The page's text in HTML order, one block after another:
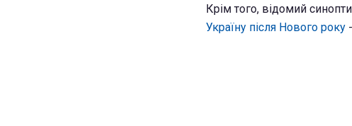
Крім того, відомий
Україну після Нового року